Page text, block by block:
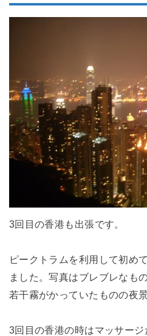
3回目の香港も出張です。
ピークトラムを利用して初め
ました。写真はブレブレなも
若干霧がかっていたものの夜
3回目の香港の時はマッサー